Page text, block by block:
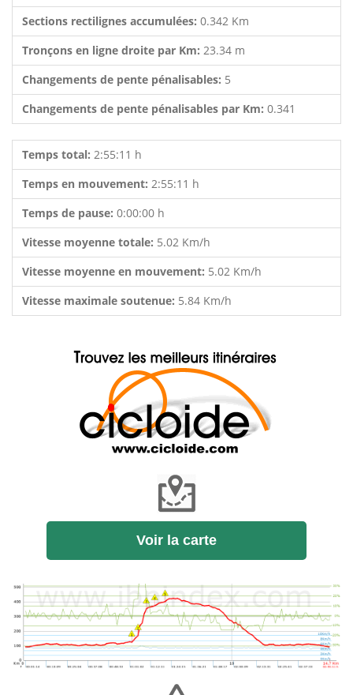
Sections rectilignes accumulées: 0.342 Km
Tronçons en ligne droite par Km: 23.34 m
Changements de pente pénalisables: 5
Changements de pente pénalisables par Km: 0.341
Temps total: 2:55:11 h
Temps en mouvement: 2:55:11 h
Temps de pause: 0:00:00 h
Vitesse moyenne totale: 5.02 Km/h
Vitesse moyenne en mouvement: 5.02 Km/h
Vitesse maximale soutenue: 5.84 Km/h
Voir la carte